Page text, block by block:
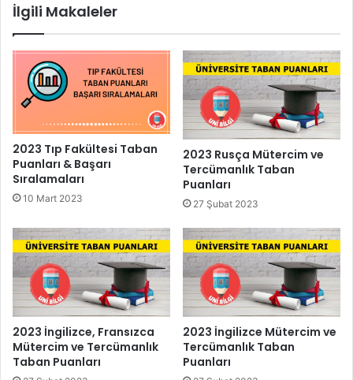
İlgili Makaleler
2023 Tıp Fakültesi Taban
Puanları & Başarı
Sıralamaları
10 Mart 2023
2023 Rusça Mütercim ve
Tercümanlık Taban
Puanları
27 Şubat 2023
2023 İngilizce, Fransızca
Mütercim ve Tercümanlık
Taban Puanları
2023 İngilizce Mütercim ve
Tercümanlık Taban
Puanları